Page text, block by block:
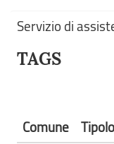
Servizio di
TAGS
Comune